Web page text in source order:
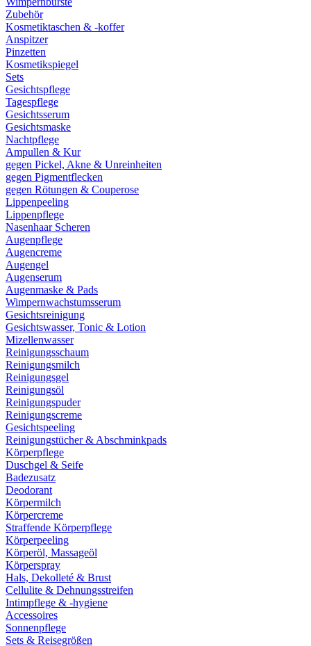
Zubehör
Kosmetiktaschen & -koffer
Anspitzer
Pinzetten
Kosmetikspiegel
Sets
Gesichtspflege
Tagespflege
Gesichtsserum
Gesichtsmaske
Nachtpflege
Ampullen & Kur
gegen Pickel, Akne & Unreinheiten
gegen Pigmentflecken
gegen Rötungen & Couperose
Lippenpeeling
Lippenpflege
Nasenhaar Scheren
Augenpflege
Augencreme
Augengel
Augenserum
Augenmaske & Pads
Wimpernwachstumsserum
Gesichtsreinigung
Gesichtswasser, Tonic & Lotion
Mizellenwasser
Reinigungsschaum
Reinigungsmilch
Reinigungsgel
Reinigungsöl
Reinigungspuder
Reinigungscreme
Gesichtspeeling
Reinigungstücher & Abschminkpads
Körperpflege
Duschgel & Seife
Badezusatz
Deodorant
Körpermilch
Körpercreme
Straffende Körperpflege
Körperpeeling
Körperöl, Massageöl
Körperspray
Hals, Dekolleté & Brust
Cellulite & Dehnungsstreifen
Intimpflege & -hygiene
Accessoires
Sonnenpflege
Sets & Reisegrößen